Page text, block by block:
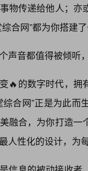
物传递给他人；
合网”都为你搭建
声音都值得被倾听
🔥的数字时代，拥
综合网”正是为此
融合，为你打造
人性化的设计，为